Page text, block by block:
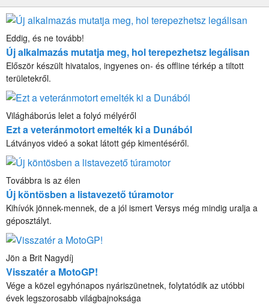
Eddig, és ne tovább!
Új alkalmazás mutatja meg, hol terepezhetsz legálisan
Először készült hivatalos, ingyenes on- és offline térkép a tiltott
területekről.
Világháborús lelet a folyó mélyéről
Ezt a veteránmotort emelték ki a Dunából
Látványos videó a sokat látott gép kimentéséről.
Továbbra is az élen
Új köntösben a listavezető túramotor
Kihívók jönnek-mennek, de a jól ismert Versys még mindig uralja a
géposztályt.
Jön a Brit Nagydíj
Visszatér a MotoGP!
Vége a közel egyhónapos nyáriszünetnek, folytatódik az utóbbi
évek legszorosabb világbajnoksága